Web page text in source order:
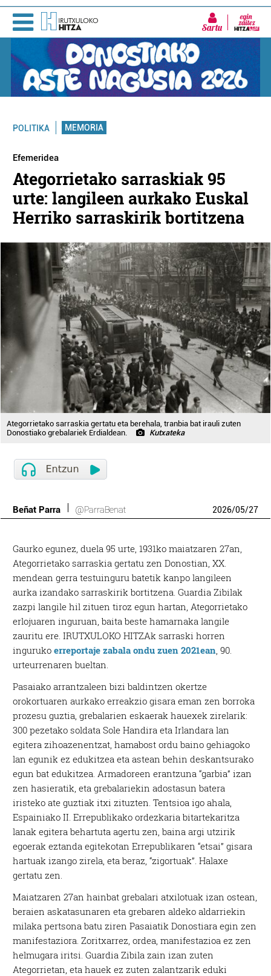
Sartu
POLITIKA MEMORIA
Efemeridea
Ategorrietako sarraskiak 95
urte: langileen aurkako Euskal
Herriko sarraskirik bortitzena
Ategorrietako sarraskia gertatu eta berehala, tranbia bat irauli zuten
Donostiako grebalariek Erdialdean.
Kutxateka
Beñat Parra @ParraBenat 2026/05/27
Gaurko egunez, duela 95 urte, 1931ko maiatzaren 27an,
Ategorrietako sarraskia gertatu zen Donostian, XX.
mendean gerra testuinguru batetik kanpo langileen
aurka izandako sarraskirik bortitzena. Guardia Zibilak
zazpi langile hil zituen tiroz egun hartan, Ategorrietako
erlojuaren inguruan, baita beste hamarnaka langile
zauritu ere. IRUTXULOKO HITZAk sarraski horren
ingurukoerreportaje zabala ondu zuen 2021ean , 90.
urteurrenaren bueltan.
Pasaiako arrantzaleen bizi baldintzen okertze
orokortuaren aurkako erreakzio gisara eman zen borroka
prozesu guztia, grebalarien eskaerak hauexek zirelarik:
300 pezetako soldata Sole Handira eta Irlandara lan
egitera zihoazenentzat, hamabost ordu baino gehiagoko
lan egunik ez edukitzea eta astean behin deskantsurako
egun bat edukitzea. Armadoreen erantzuna “garbia” izan
zen hasieratik, eta grebalariekin adostasun batera
iristeko ate guztiak itxi zituzten. Tentsioa igo ahala,
Espainiako II. Errepublikako ordezkaria bitartekaritza
lanak egitera behartuta agertu zen, baina argi utzirik
egoerak eztanda egitekotan Errepublikaren “etsai” gisara
hartuak izango zirela, eta beraz, “zigortuak”. Halaxe
gertatu zen.
Maiatzaren 27an hainbat grebalari atxilotuak izan ostean,
beraien askatasunaren eta grebaren aldeko aldarriekin
milaka pertsona batu ziren Pasaiatik Donostiara egin zen
manifestaziora. Zoritxarrez, ordea, manifestazioa ez zen
helmugara iritsi. Guardia Zibila zain izan zuten
Ategorrietan, eta hauek ez zuten zalantzarik eduki